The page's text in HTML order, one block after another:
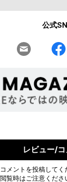
公式
レビュー/
メントを投稿してく
覧時はご注意くださ